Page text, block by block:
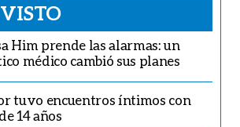
Him prende las alarmas: un
médico cambió sus planes
tuvo encuentros íntimos con
14 años